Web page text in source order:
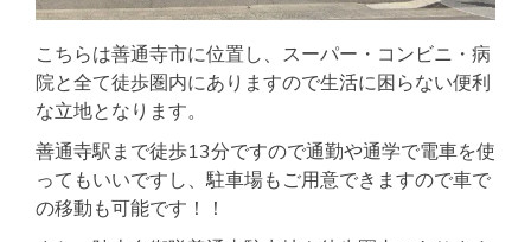
こちらは善通寺市に位置し、スーパー・コンビニ・病
院と全て徒歩圏内にありますので生活に困らない便利
な立地となります。
善通寺駅まで徒歩13分ですので通勤や通学で電車を使
ってもいいですし、駐車場もご用意できますので車で
の移動も可能です！！